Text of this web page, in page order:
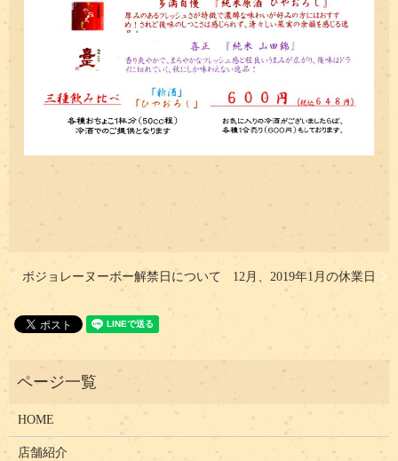
ボジョレーヌーボー解禁日について 12月、2019年1月の休業日
HOME
店舗紹介